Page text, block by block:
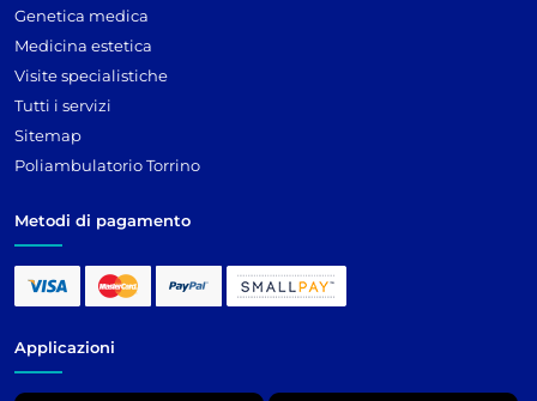
Genetica medica
Medicina estetica
Visite specialistiche
Tutti i servizi
Sitemap
Poliambulatorio Torrino
Metodi di pagamento
Applicazioni